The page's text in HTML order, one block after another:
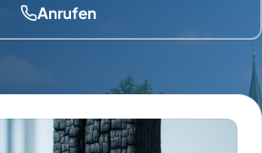
Anrufen